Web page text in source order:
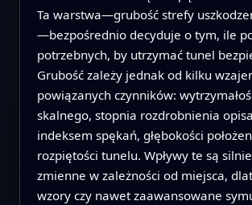
Ta warstwa—grubość strefy
—bezpośrednio decyduje o tym, ile
potrzebnych, by utrzymać tunel
Grubość zależy jednak od kilku
powiązanych czynników:
skalnego, stopnia rozdrobnienia
indeksem spękań, głębokości
rozpiętości tunelu. Wpływy te są
zmienne w zależności od miejsca,
wzory czy nawet zaawansowane